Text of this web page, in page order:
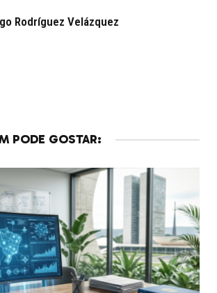
Rodríguez Velázquez
PODE GOSTAR: